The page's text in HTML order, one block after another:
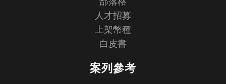
人才招募
上架幣種
白皮書
案列參考